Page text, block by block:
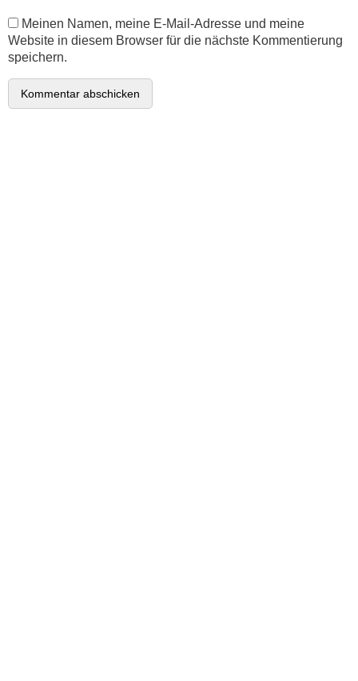
Meinen Namen, meine E-Mail-Adresse und meine
Website in diesem Browser für die nächste Kommentierung
speichern.